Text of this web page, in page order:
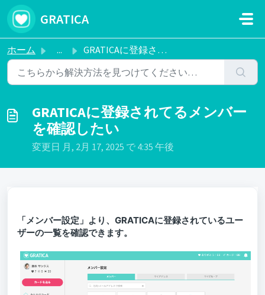
GRATICA
ホーム ... GRATICAに登録されてるメンバーを確認したい
GRATICAに登録されてるメンバー
を確認したい
変更日 月, 2月 17, 2025 で 4:35 午後
「メンバー設定」より、GRATICAに登録されているユー
ザーの一覧を確認できます。